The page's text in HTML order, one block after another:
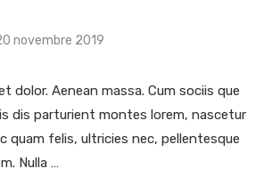
novembre 2019
dolor. Aenean massa. Cum sociis que
dis parturient montes lorem, nascetur
quam felis, ultricies nec, pellentesque
Nulla …